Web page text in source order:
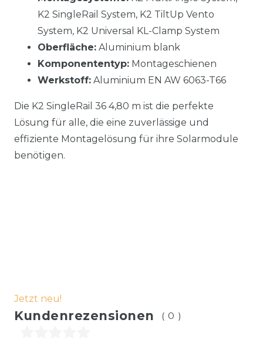
K2 SingleRail System, K2 TiltUp Vento
System, K2 Universal KL-Clamp System
Oberfläche: Aluminium blank
Komponententyp: Montageschienen
Werkstoff: Aluminium EN AW 6063-T66
Die K2 SingleRail 36 4,80 m ist die perfekte
Lösung für alle, die eine zuverlässige und
effiziente Montagelösung für ihre Solarmodule
benötigen.
Jetzt neu!
Kundenrezensionen (0)